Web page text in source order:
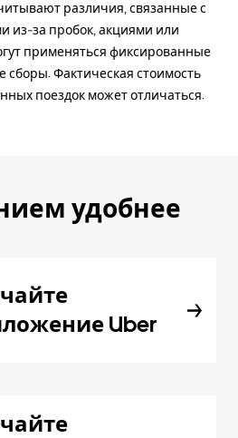
различия, связанные с
из-за пробок, акциями или
применяться фиксированные
Фактическая стоимость
поездок может отличаться.
удобнее
Uber